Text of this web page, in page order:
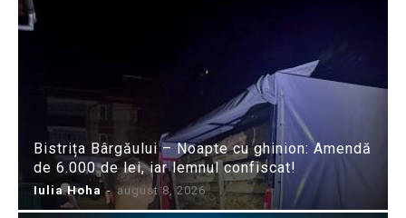
Bistrița Bârgăului – Noapte cu ghinion: Amendă
de 6.000 de lei, iar lemnul confiscat!
Iulia Hoha - august 8, 2026